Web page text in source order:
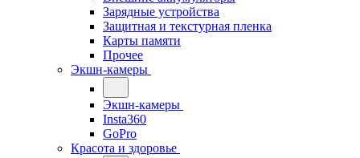
Зарядные устройства
Защитная и текстурная пленка
Карты памяти
Прочее
Экшн-камеры
Экшн-камеры
Insta360
GoPro
Красота и здоровье